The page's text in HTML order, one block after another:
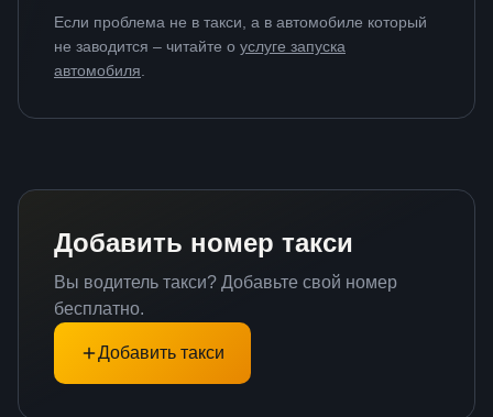
Если проблема не в такси, а в автомобиле который
не заводится – читайте о услуге запуска
автомобиля
Добавить номер такси
Вы водитель такси? Добавьте свой номер
бесплатно.
Добавить такси